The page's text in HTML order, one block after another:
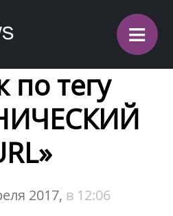
≡
по тегу
2017, в 12:06